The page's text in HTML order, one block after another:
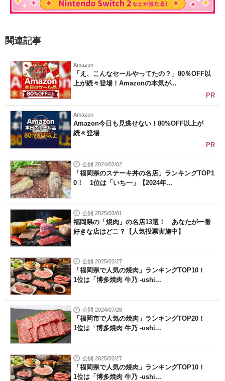
関連記事
Amazon
「え、こんなセールやってたの？」80％OFF以
上が続々登場！Amazonの本気が...
PR
Amazon
Amazon今日も見逃せない！80%OFF以上が
続々登場
PR
公開 2024/02/02
「福岡県のステーキ丼の名店」ランキングTOP1
0！ 1位は「いち一」【2024年...
公開 2025/03/01
福岡県の「焼肉」の名店13選！ あなたが一番
好きな店はどこ？【人気投票実施中】
公開 2025/02/27
「福岡県で人気の焼肉」ランキングTOP10！
1位は「博多焼肉 牛乃 -ushi...
公開 2024/07/28
「福岡市で人気の焼肉」ランキングTOP20！
1位は「博多焼肉 牛乃 -ushi...
公開 2025/02/27
「福岡県で人気の焼肉」ランキングTOP10！
1位は「博多焼肉 牛乃 -ushi...